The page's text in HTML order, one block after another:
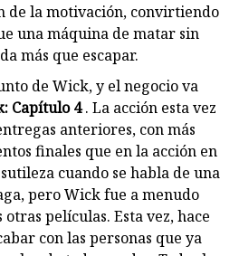
de la motivación, convirtiendo
una máquina de matar sin
más que escapar.
de Wick, y el negocio va
Capítulo 4. La acción esta vez
anteriores, con más
finales que en la acción en
cuando se habla de una
pero Wick fue a menudo
películas. Esta vez, hace
con las personas que ya